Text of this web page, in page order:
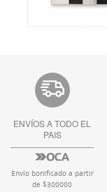
ENVÍOS A TODO EL
PAIS
Envío bonificado a partir
de $300000